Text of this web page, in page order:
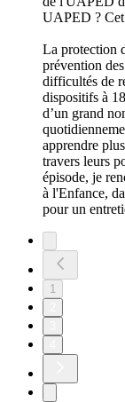
UAPED ? Cet
La protection
prévention
difficultés de
dispositifs à
d’un grand
apprendre
travers leurs
épisode, je
à l'Enfance,
pour un
1